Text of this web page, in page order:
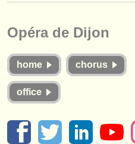
musikwettbewerbe
instrumentenverkauf
gestohlene instrumente
Opéra de Dijon
home chorus
office